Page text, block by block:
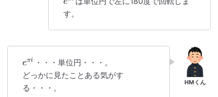
す。
eπi
・・・単位円・・・。
どっかに見たことある気がす
る・・・。